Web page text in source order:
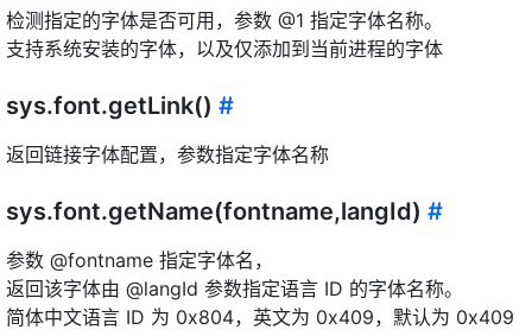
检测指定的字体是否可用，参数 @1 指定字体名称。
支持系统安装的字体，以及仅添加到当前进程的字体
sys.font.getLink() #
返回链接字体配置，参数指定字体名称
sys.font.getName(fontname,langId) #
参数 @fontname 指定字体名，
返回该字体由 @langId 参数指定语言 ID 的字体名称。
简体中文语言 ID 为 0x804，英文为 0x409，默认为 0x409